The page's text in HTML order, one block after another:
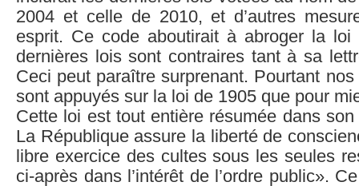
2004 et celle de 2010, et d’autres
esprit. Ce code aboutirait à abroger la
dernières lois sont contraires tant à sa
Ceci peut paraître surprenant. Pourtant
sont appuyés sur la loi de 1905 que pour
Cette loi est tout entière résumée dans
La République assure la liberté de
libre exercice des cultes sous les seules
ci-après dans l’intérêt de l’ordre public».